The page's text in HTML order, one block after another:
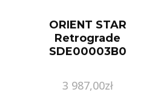
ORIENT STAR
Retrograde
SDE00003B0
3 987,00zł